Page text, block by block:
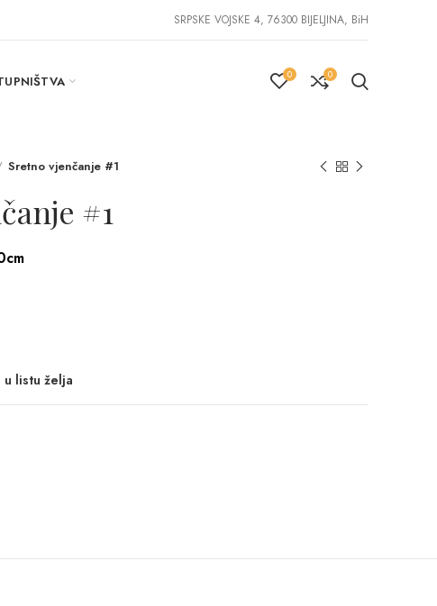
SRPSKE VOJSKE 4, 76300 BIJELJINA, BiH
0 0
Sretno vjenčanje #1
#1
u listu želja